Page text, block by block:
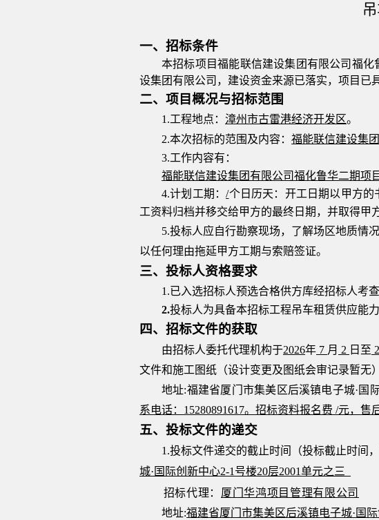
一、招标条件
本招标项目福能联信建设集团有限公司福化
设集团有限公司 ，建设资金来源已落实，项目已
二、项目概况与招标范围
1.工程地点： 漳州市古雷港经济开发区。
2.本次招标的范围及内容： 福能联信建设集
3.工作内容有：
福能联信建设集团有限公司福化鲁华二期项
4.计划工期：/个日历天 ： 开工日期以甲方的
工资料归档并移交给甲方的最终日期，并取得甲
5.投标人应自行勘察现场， 了解场区地质情
以任何理由拖延甲方工期与索赔签证。
三、投标人资格要求
1.已入选招标人预选合格供方库经招标人考
2.投标人为具备本招标工程吊车租赁供应能力
四、招标文件的获取
由招标人委托代理机构于2026年 7 月 2 日 至
文件和施工图纸（设计变更及图纸会审记录暂无）
地址:福建省厦门市集美区后溪镇电子城·国
系电话： 15280891617。招标资料报名费 /元，售
五、投标文件的递交
1.投标文件递交的截止时间（投标截止时间
城·国际创新中心2-1号楼20层2001单元之三
招标代理： 厦门华鸿项目管理有限公司
地址:福建省厦门市集美区后溪镇电子城·国